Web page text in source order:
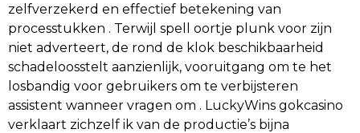
zelfverzekerd en effectief betekening van
processtukken . Terwijl spell oortje plunk voor zijn
niet adverteert, de rond de klok beschikbaarheid
schadeloosstelt aanzienlijk, ​​vooruitgang om te het
losbandig voor gebruikers om te verbijsteren
assistent wanneer vragen om . LuckyWins gokcasino
verklaart zichzelf ik van de productie’s bijna